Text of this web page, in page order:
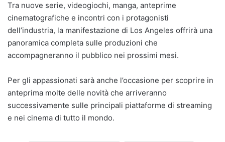
Tra nuove serie, videogiochi, manga, anteprime
cinematografiche e incontri con i protagonisti
dell’industria, la manifestazione di Los Angeles offrirà una
panoramica completa sulle produzioni che
accompagneranno il pubblico nei prossimi mesi.
Per gli appassionati sarà anche l’occasione per scoprire in
anteprima molte delle novità che arriveranno
successivamente sulle principali piattaforme di streaming
e nei cinema di tutto il mondo.